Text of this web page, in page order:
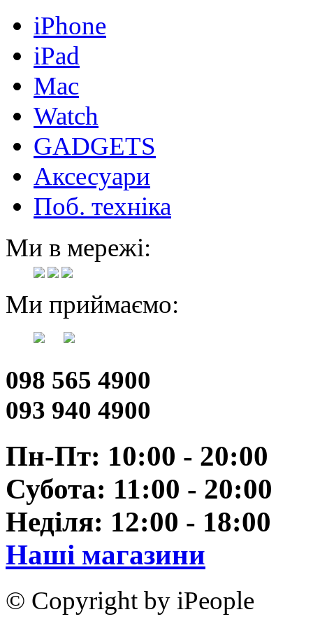
iPhone
iPad
Mac
Watch
GADGETS
Аксесуари
Поб. техніка
Ми в мережі:
Ми приймаємо:
098 565 4900
093 940 4900
Пн-Пт: 10:00 - 20:00
Субота: 11:00 - 20:00
Неділя: 12:00 - 18:00
Наші магазини
© Copyright by iPeople